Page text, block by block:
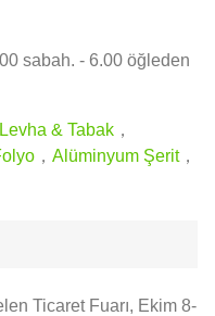
sabah. - 6.00 öğleden
& Tabak ，
， Alüminyum Şerit，
Ticaret Fuarı, Ekim 8-